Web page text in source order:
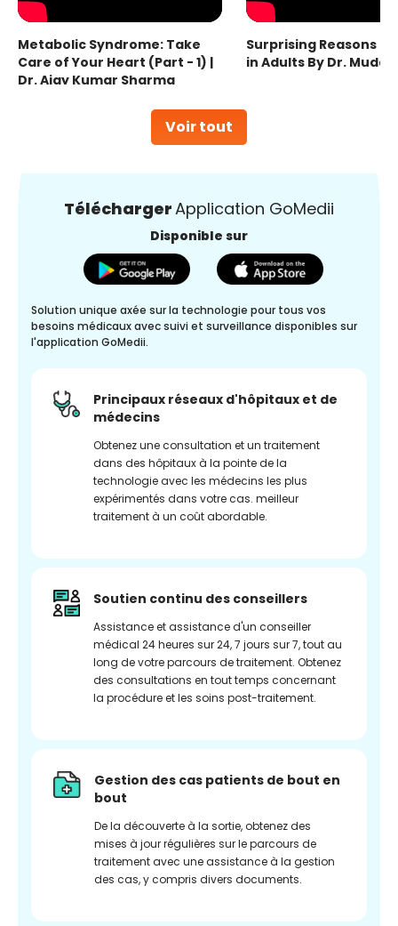
Voir tout
Metabolic Syndrome: Take
Care of Your Heart (Part - 1) |
Dr. Ajay Kumar Sharma
Surprising Reasons
in Adults By Dr.
TéléchargerApplication GoMedii
Disponible sur
Solution unique axée sur la technologie pour tous vos
besoins médicaux avec suivi et surveillance disponibles sur
l'application GoMedii.
Principaux réseaux d'hôpitaux et de
médecins
Obtenez une consultation et un traitement
dans des hôpitaux à la pointe de la
technologie avec les médecins les plus
expérimentés dans votre cas. meilleur
traitement à un coût abordable.
Soutien continu des conseillers
Assistance et assistance d'un conseiller
médical 24 heures sur 24, 7 jours sur 7, tout au
long de votre parcours de traitement. Obtenez
des consultations en tout temps concernant
la procédure et les soins post-traitement.
Gestion des cas patients de bout en
bout
De la découverte à la sortie, obtenez des
mises à jour régulières sur le parcours de
traitement avec une assistance à la gestion
des cas, y compris divers documents.